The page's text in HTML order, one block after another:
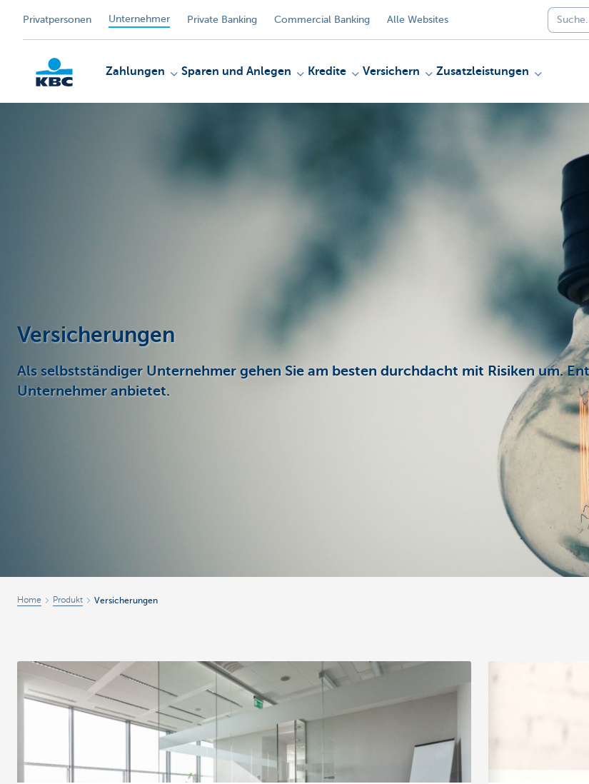
Privatpersonen Unternehmer Private Banking Commercial Banking Alle Websites
Zahlungen Sparen und Anlegen Kredite Versichern Zusatzleistungen
Versicherungen
Als selbstständiger Unternehmer gehen Sie am besten durchdacht mit Risiken um.
Unternehmer anbietet.
Home Produkt Versicherungen